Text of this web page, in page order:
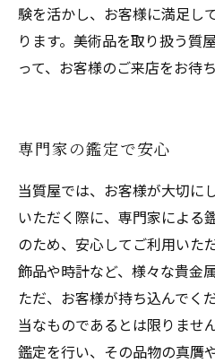
験を活かし、お客様に満足し
ります。美術品を取り扱う質
って、お客様のご来店をお待
専門家の鑑定で安心
当質屋では、お客様が大切に
いただく際に、専門家による
のため、安心してご利用いた
飾品や時計など、様々な貴金
ただ、お客様が持ち込んでく
当なものであるとは限りませ
鑑定を行い、その品物の真贋